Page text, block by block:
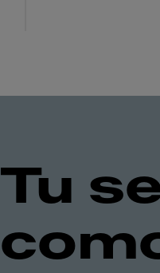
Tu